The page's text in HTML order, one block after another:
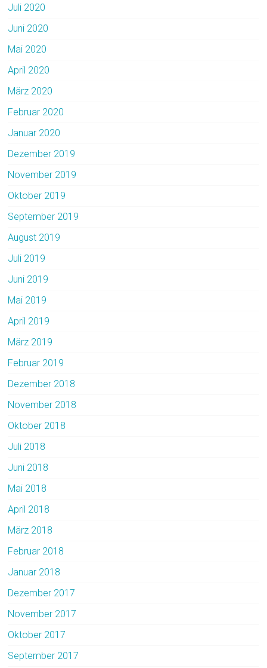
Juli 2020
Juni 2020
Mai 2020
April 2020
März 2020
Februar 2020
Januar 2020
Dezember 2019
November 2019
Oktober 2019
September 2019
August 2019
Juli 2019
Juni 2019
Mai 2019
April 2019
März 2019
Februar 2019
Dezember 2018
November 2018
Oktober 2018
Juli 2018
Juni 2018
Mai 2018
April 2018
März 2018
Februar 2018
Januar 2018
Dezember 2017
November 2017
Oktober 2017
September 2017